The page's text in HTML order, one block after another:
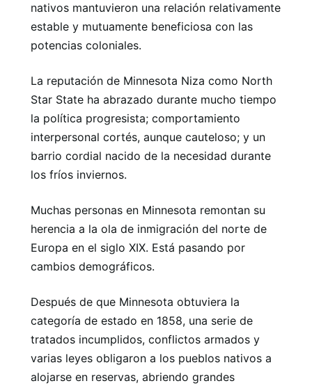
nativos mantuvieron una relación relativamente
estable y mutuamente beneficiosa con las
potencias coloniales.
La reputación de Minnesota Niza como North
Star State ha abrazado durante mucho tiempo
la política progresista; comportamiento
interpersonal cortés, aunque cauteloso; y un
barrio cordial nacido de la necesidad durante
los fríos inviernos.
Muchas personas en Minnesota remontan su
herencia a la ola de inmigración del norte de
Europa en el siglo XIX. Está pasando por
cambios demográficos.
Después de que Minnesota obtuviera la
categoría de estado en 1858, una serie de
tratados incumplidos, conflictos armados y
varias leyes obligaron a los pueblos nativos a
alojarse en reservas, abriendo grandes